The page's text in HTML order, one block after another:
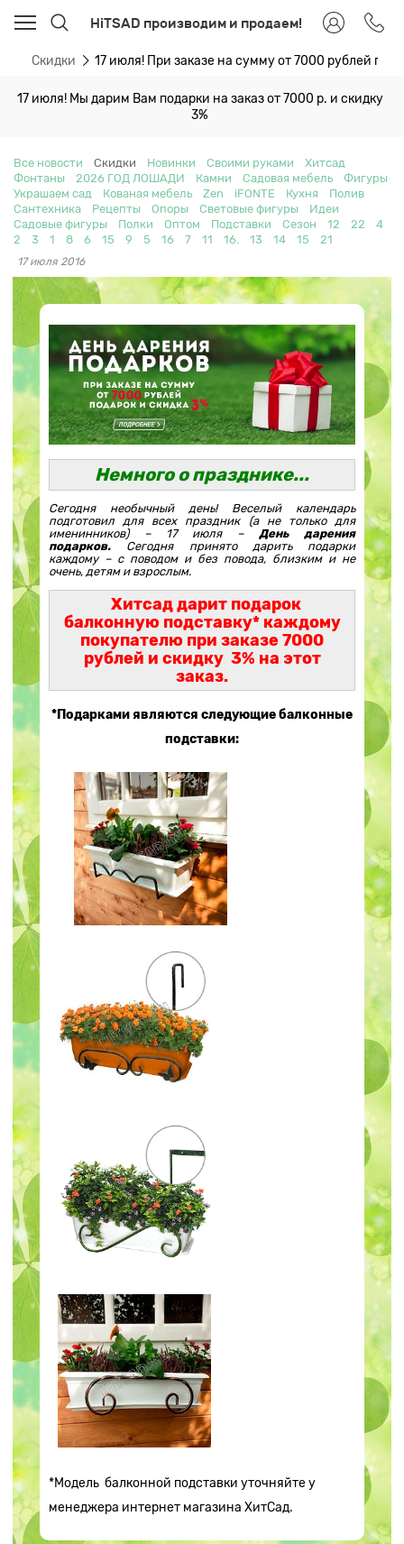
HiTSAD производим и продаем!
Скидки 17 июля! При заказе на сумму от 7000 рублей
17 июля! Мы дарим Вам подарки на заказ от 7000 р. и скидку
3%
Все новости Скидки Новинки Своими руками
Хитсад
Фонтаны
2026 ГОД ЛОШАДИ Камни Садовая мебель
Фигуры
Украшаем сад
Кованая мебель Zen iFONTE Кухня
Полив
Сантехника
Рецепты Опоры Световые фигуры
Идеи
Садовые фигуры
Полки Оптом Подставки Сезон 12 22
4
2
3 1 8 6 15 9 5 16 7 11 16. 13 14 15 21
17 июля 2016
Немного о празднике...
Сегодня необычный день! Веселый календарь
подготовил для всех праздник (а не только для
именинников) – 17 июля – День дарения
подарков. Сегодня принято дарить подарки
каждому – с поводом и без повода, близким и не
очень, детям и взрослым.
Хитсад дарит подарок
балконную подставку* каждому
покупателю при заказе 7000
рублей и скидку 3% на этот
заказ.
*Подарками являются следующие балконные
подставки:
*Модель балконной подставки уточняйте у
менеджера интернет магазина ХитСад.